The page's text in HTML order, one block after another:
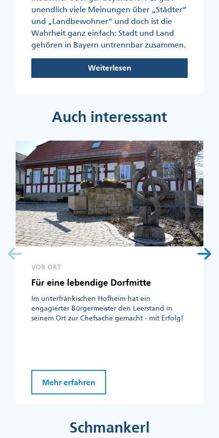
unendlich viele Meinungen über „Städter“
und „Landbewohner“ und doch ist die
Wahrheit ganz einfach: Stadt und Land
gehören in Bayern untrennbar zusammen.
Weiterlesen
Auch interessant
VOR ORT
Für eine lebendige Dorfmitte
Im unterfränkischen Hofheim hat ein
engagierter Bürgermeister den Leerstand in
seinem Ort zur Chefsache gemacht - mit Erfolg!
Mehr erfahren
Schmankerl